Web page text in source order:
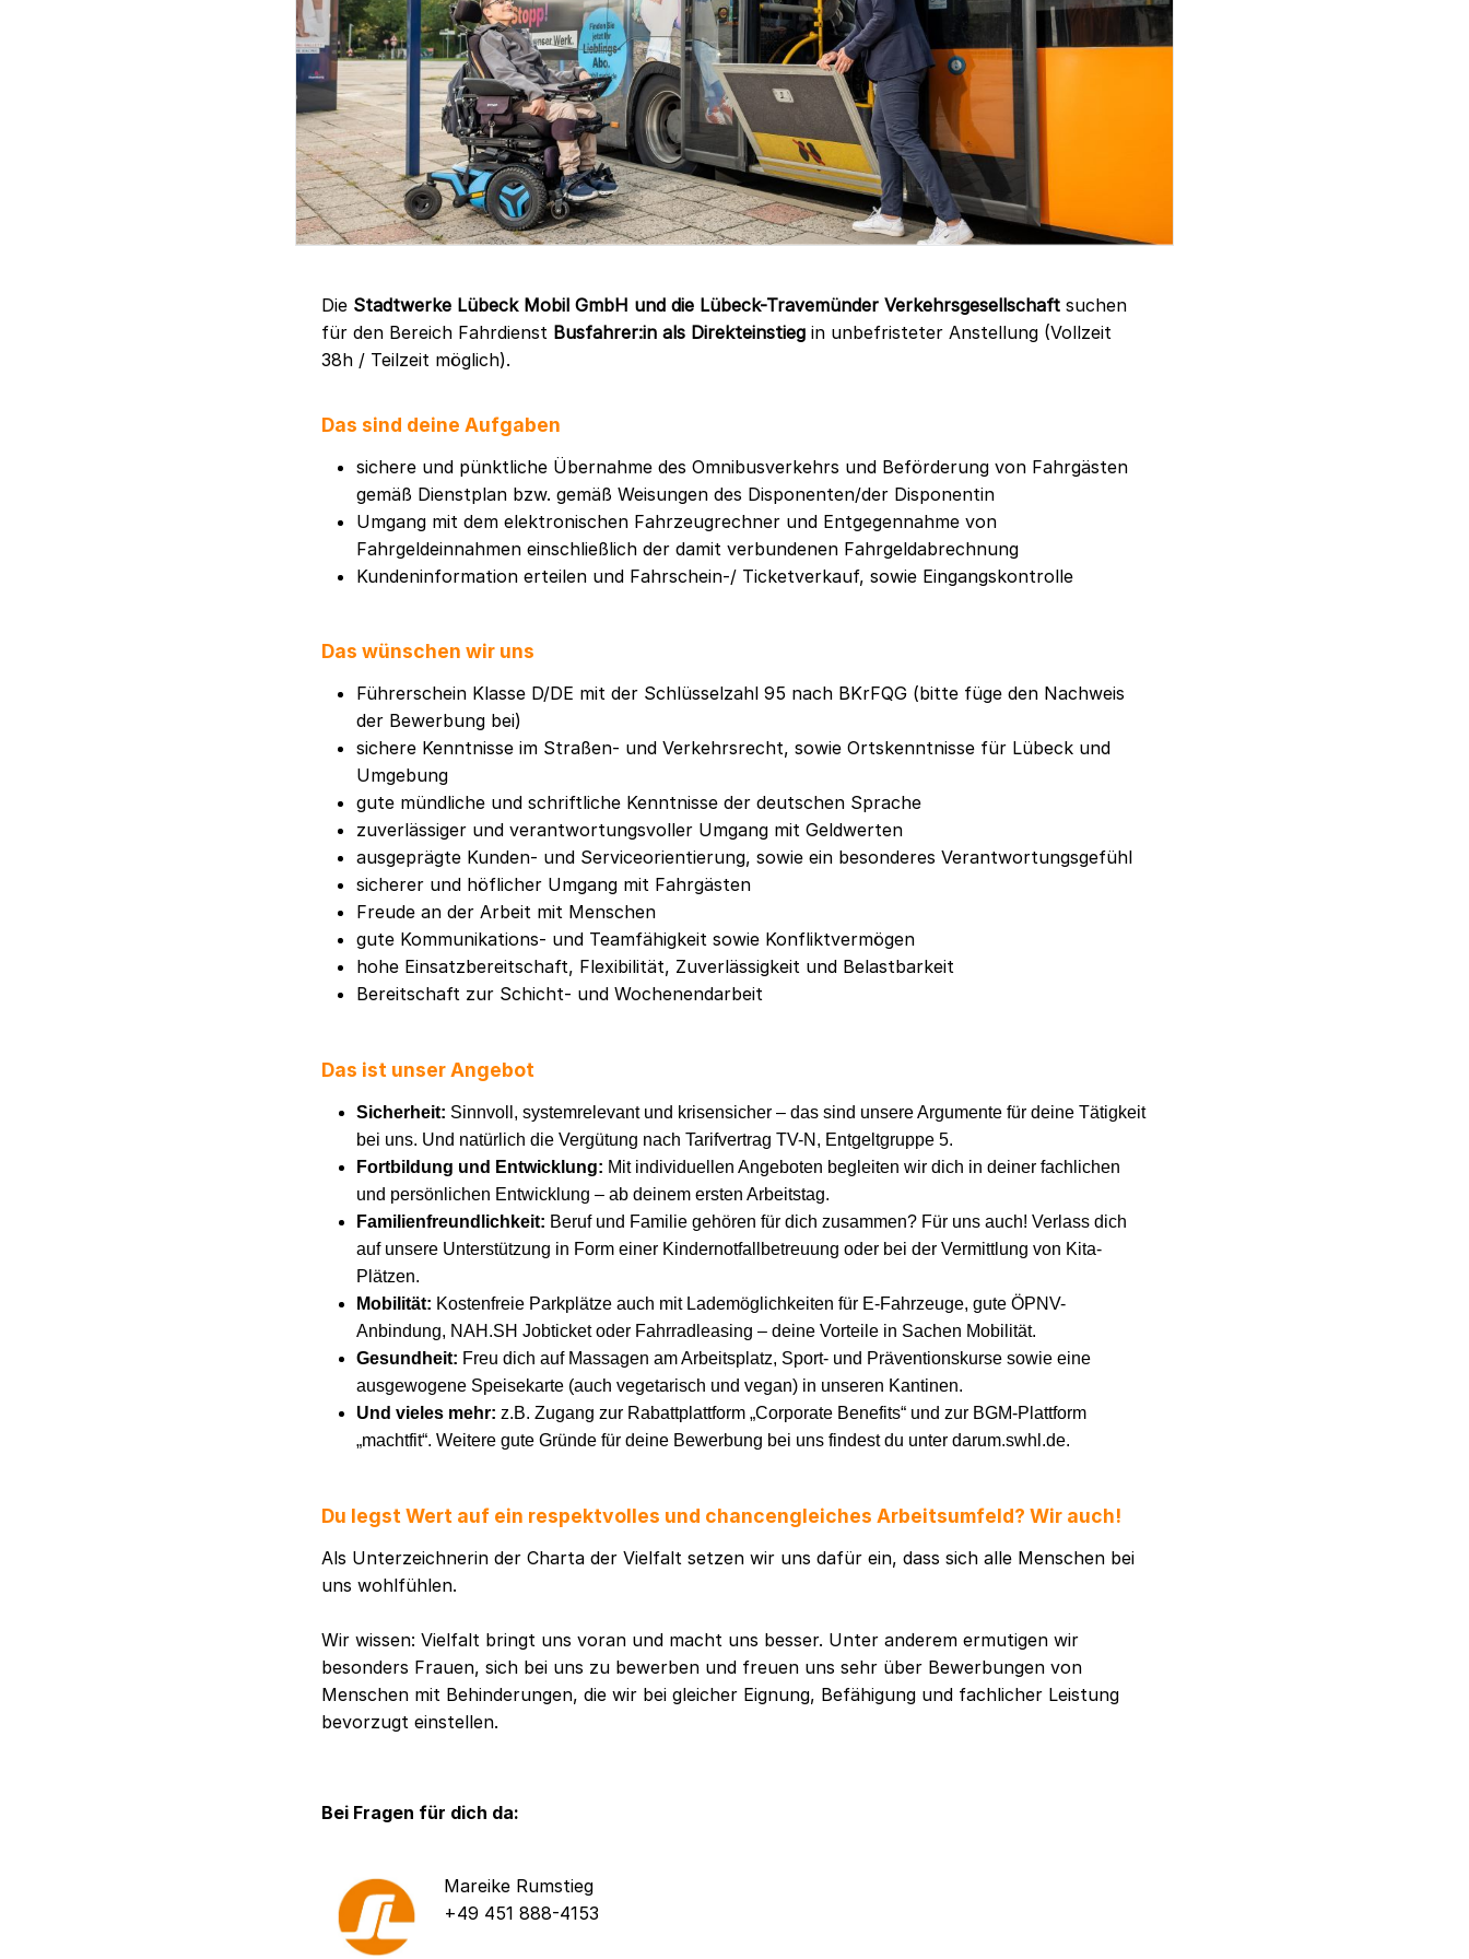
Die Stadtwerke Lübeck Mobil GmbH und die Lübeck-Travemünder Verkehrsgesellschaft suchen
für den Bereich Fahrdienst Busfahrer:in als Direkteinstieg in unbefristeter Anstellung (Vollzeit
38h / Teilzeit möglich).
Das sind deine Aufgaben
sichere und pünktliche Übernahme des Omnibusverkehrs und Beförderung von Fahrgästen
gemäß Dienstplan bzw. gemäß Weisungen des Disponenten/der Disponentin
Umgang mit dem elektronischen Fahrzeugrechner und Entgegennahme von
Fahrgeldeinnahmen einschließlich der damit verbundenen Fahrgeldabrechnung
Kundeninformation erteilen und Fahrschein-/ Ticketverkauf, sowie Eingangskontrolle
Das wünschen wir uns
Führerschein Klasse D/DE mit der Schlüsselzahl 95 nach BKrFQG (bitte füge den Nachweis
der Bewerbung bei)
sichere Kenntnisse im Straßen- und Verkehrsrecht, sowie Ortskenntnisse für Lübeck und
Umgebung
gute mündliche und schriftliche Kenntnisse der deutschen Sprache
zuverlässiger und verantwortungsvoller Umgang mit Geldwerten
ausgeprägte Kunden- und Serviceorientierung, sowie ein besonderes Verantwortungsgefühl
sicherer und höflicher Umgang mit Fahrgästen
Freude an der Arbeit mit Menschen
gute Kommunikations- und Teamfähigkeit sowie Konfliktvermögen
hohe Einsatzbereitschaft, Flexibilität, Zuverlässigkeit und Belastbarkeit
Bereitschaft zur Schicht- und Wochenendarbeit
Das ist unser Angebot
Sicherheit: Sinnvoll, systemrelevant und krisensicher – das sind unsere Argumente für deine Tätigkeit
bei uns. Und natürlich die Vergütung nach Tarifvertrag TV-N, Entgeltgruppe 5.
Fortbildung und Entwicklung: Mit individuellen Angeboten begleiten wir dich in deiner fachlichen
und persönlichen Entwicklung – ab deinem ersten Arbeitstag.
Familienfreundlichkeit: Beruf und Familie gehören für dich zusammen? Für uns auch! Verlass dich
auf unsere Unterstützung in Form einer Kindernotfallbetreuung oder bei der Vermittlung von Kita-
Plätzen.
Mobilität: Kostenfreie Parkplätze auch mit Lademöglichkeiten für E-Fahrzeuge, gute ÖPNV-
Anbindung, NAH.SH Jobticket oder Fahrradleasing – deine Vorteile in Sachen Mobilität.
Gesundheit: Freu dich auf Massagen am Arbeitsplatz, Sport- und Präventionskurse sowie eine
ausgewogene Speisekarte (auch vegetarisch und vegan) in unseren Kantinen.
Und vieles mehr: z.B. Zugang zur Rabattplattform „Corporate Benefits“ und zur BGM-Plattform
„machtfit“. Weitere gute Gründe für deine Bewerbung bei uns findest du unter darum.swhl.de.
Du legst Wert auf ein respektvolles und chancengleiches Arbeitsumfeld? Wir auch!
Als Unterzeichnerin der Charta der Vielfalt setzen wir uns dafür ein, dass sich alle Menschen bei
uns wohlfühlen.
Wir wissen: Vielfalt bringt uns voran und macht uns besser. Unter anderem ermutigen wir
besonders Frauen, sich bei uns zu bewerben und freuen uns sehr über Bewerbungen von
Menschen mit Behinderungen, die wir bei gleicher Eignung, Befähigung und fachlicher Leistung
bevorzugt einstellen.
Bei Fragen für dich da:
Mareike Rumstieg
+49 451 888-4153